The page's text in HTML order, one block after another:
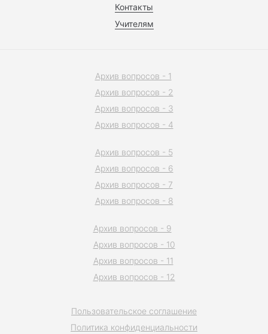
Контакты
Учителям
Пользовательское соглашение
Политика конфиденциальности
Архив вопросов - 1
Архив вопросов - 2
Архив вопросов - 3
Архив вопросов - 4
Архив вопросов - 5
Архив вопросов - 6
Архив вопросов - 7
Архив вопросов - 8
Архив вопросов - 9
Архив вопросов - 10
Архив вопросов - 11
Архив вопросов - 12